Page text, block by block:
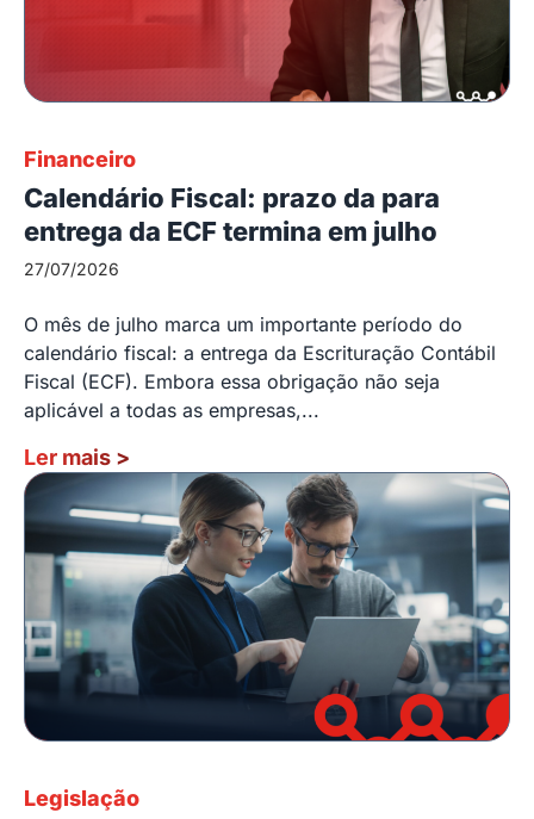
Financeiro
Calendário Fiscal: prazo da para
entrega da ECF termina em julho
27/07/2026
O mês de julho marca um importante período do
calendário fiscal: a entrega da Escrituração Contábil
Fiscal (ECF). Embora essa obrigação não seja
aplicável a todas as empresas,...
Ler mais >
Legislação